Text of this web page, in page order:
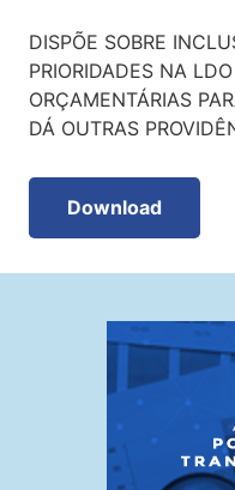
DISPÕE SOBRE
PRIORIDADES NA
ORÇAMENTÁRIAS
DÁ OUTRAS
Download